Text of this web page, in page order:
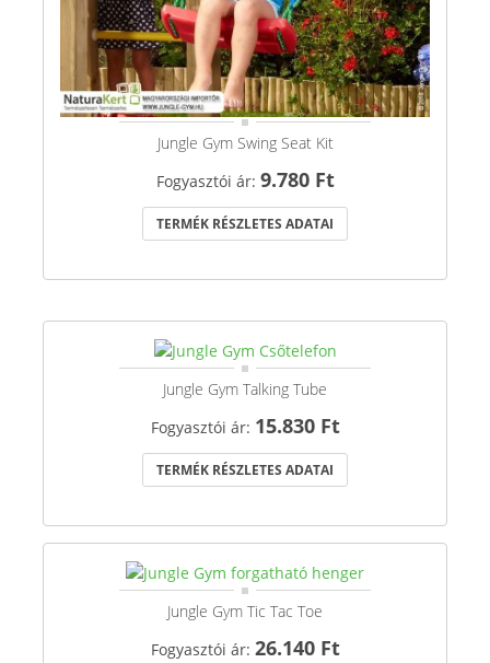
Jungle Gym Swing Seat Kit
Fogyasztói ár: 9.780 Ft
TERMÉK RÉSZLETES ADATAI
Jungle Gym Talking Tube
Fogyasztói ár: 15.830 Ft
TERMÉK RÉSZLETES ADATAI
Jungle Gym Tic Tac Toe
Fogyasztói ár: 26.140 Ft